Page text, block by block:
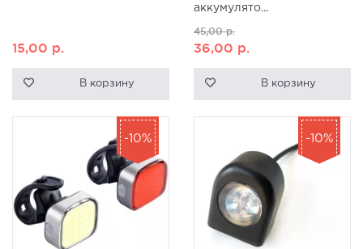
15,00 р.
В корзину
аккумулято...
45,00р.
36,00 р.
В корзину
-10% -10%